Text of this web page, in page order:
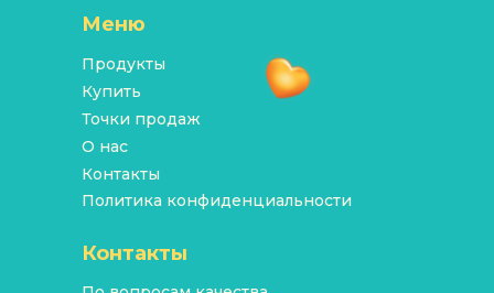
Контакты
Купить
Точки продаж
О нас
Контакты
Политика конфиденциальности
Меню
Продукты